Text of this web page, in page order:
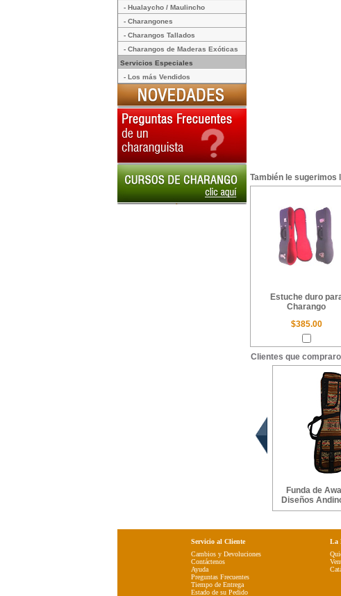
- Hualaycho / Maulincho
- Charangones
- Charangos Tallados
- Charangos de Maderas Exóticas
Servicios Especiales
- Los más Vendidos
También le
Estuche duro
Charango
$385.00
Clientes que
Funda de
Diseños
Servicio al Cliente
Cambios y Devoluciones
Contáctenos
Ayuda
Preguntas Frecuentes
Tiempo de Entrega
Estado de su Pedido
La